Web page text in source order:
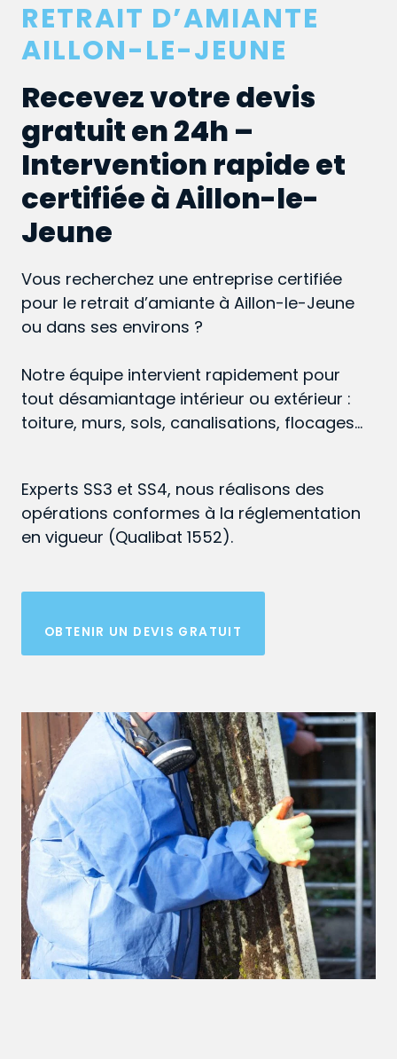
RETRAIT D’AMIANTE
AILLON-LE-JEUNE
Recevez votre devis
gratuit en 24h –
Intervention rapide et
certifiée à Aillon-le-
Jeune
Vous recherchez une entreprise certifiée
pour le retrait d’amiante à Aillon-le-Jeune
ou dans ses environs ?
Notre équipe intervient rapidement pour
tout désamiantage intérieur ou extérieur :
toiture, murs, sols, canalisations, flocages…
Experts SS3 et SS4, nous réalisons des
opérations conformes à la réglementation
en vigueur (Qualibat 1552).
OBTENIR UN DEVIS GRATUIT